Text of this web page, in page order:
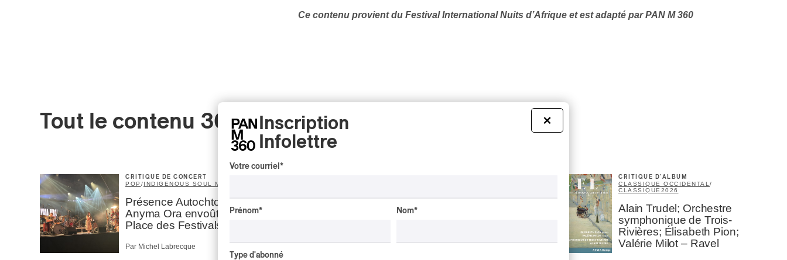
Ce contenu provient du Festival International Nuits d’Afrique et est adapté par PAN M 360
Tout le contenu 360
CRITIQUE DE CONCERT
POP /INDIGENOUS SOUL MUSIC
Présence Autochtone I
Anyma Ora envoûte la
Place des Festivals
Par Michel Labrecque
Jacob Wutzke – Double
Down
CRITIQUE D'ALBUM
CLASSIQUE OCCIDENTAL /
CLASSIQUE 2026
Alain Trudel; Orchestre
symphonique de Trois-
Rivières; Élisabeth Pion;
Valérie Milot – Ravel
×
Inscription
Infolettre
Votre courriel *
Prénom* Nom*
Type d'abonné